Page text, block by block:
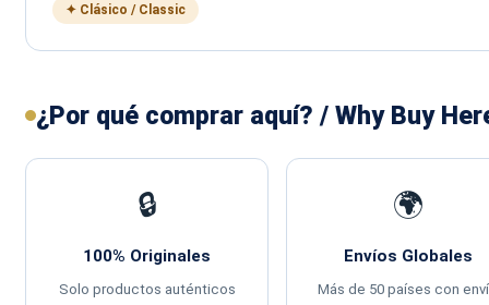
✦ Clásico / Classic
¿Por qué comprar aquí? / Why Buy
🔒
100% Originales
Solo productos auténticos
🌍
Envíos Globales
Más de 50 países con